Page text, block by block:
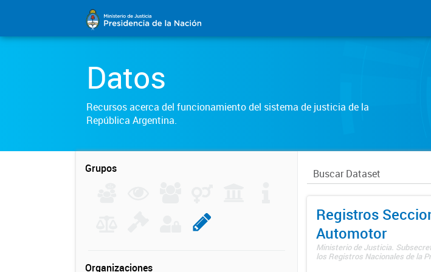
Datos
Recursos acerca del funcionamiento del sistema de justicia de la
República Argentina.
Grupos
Organizaciones
Registros
Automotor
Ministerio de Justicia.
los Registros Nacionales de la